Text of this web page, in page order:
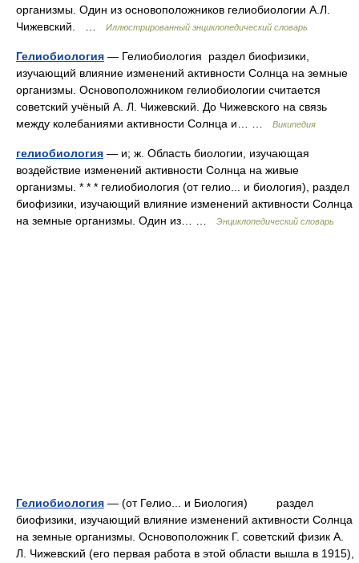
организмы. Один из основоположников гелиобиологии А.Л.
Чижевский. …
Иллюстрированный энциклопедический словарь
Гелиобиология — Гелиобиология раздел биофизики,
изучающий влияние изменений активности Солнца на земные
организмы. Основоположником гелиобиологии считается
советский учёный А. Л. Чижевский. До Чижевского на связь
между колебаниями активности Солнца и… …
Википедия
гелиобиология — и; ж. Область биологии, изучающая
воздействие изменений активности Солнца на живые
организмы. * * * гелиобиология (от гелио... и биология), раздел
биофизики, изучающий влияние изменений активности Солнца
на земные организмы. Один из… …
Энциклопедический словарь
Гелиобиология — (от Гелио... и Биология) раздел
биофизики, изучающий влияние изменений активности Солнца
на земные организмы. Основоположник Г. советский физик А.
Л. Чижевский (его первая работа в этой области вышла в 1915),